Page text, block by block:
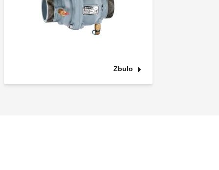
Zbulo